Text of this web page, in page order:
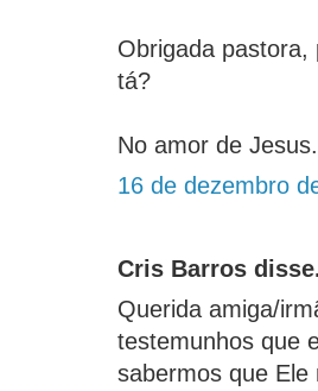
Obrigada pastora,
tá?
No amor de Jesus.
16 de dezembro
Cris Barros
Querida amiga/
testemunhos que
sabermos que